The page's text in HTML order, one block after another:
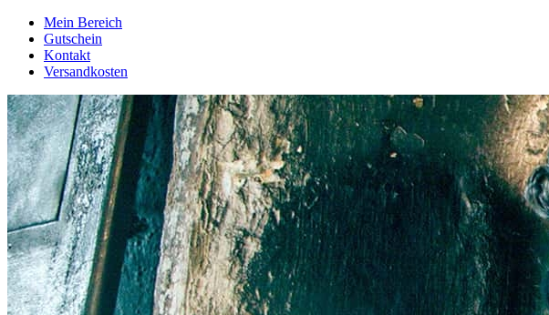
Mein Bereich
Gutschein
Kontakt
Versandkosten